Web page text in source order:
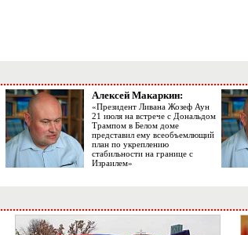
Алексей Макаркин:
«Президент Ливана Жозеф Аун
21 июля на встрече с Дональдом
Трампом в Белом доме
представил ему всеобъемлющий
план по укреплению
стабильности на границе с
Израилем»